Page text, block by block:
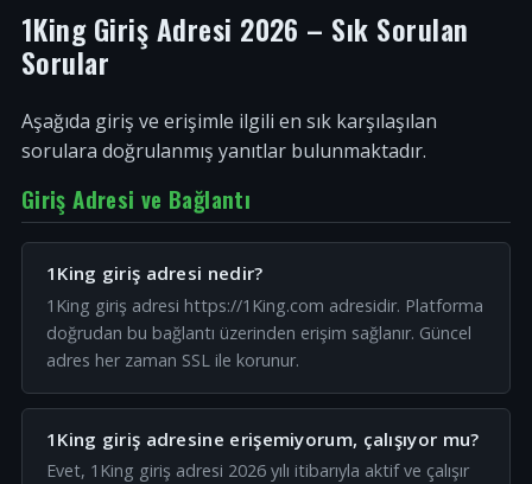
1King Giriş Adresi 2026 – Sık Sorulan
Sorular
Aşağıda giriş ve erişimle ilgili en sık karşılaşılan
sorulara doğrulanmış yanıtlar bulunmaktadır.
Giriş Adresi ve Bağlantı
1King giriş adresi nedir?
1King giriş adresi https://1King.com adresidir. Platforma
doğrudan bu bağlantı üzerinden erişim sağlanır. Güncel
adres her zaman SSL ile korunur.
1King giriş adresine erişemiyorum, çalışıyor mu?
Evet, 1King giriş adresi 2026 yılı itibarıyla aktif ve çalışır